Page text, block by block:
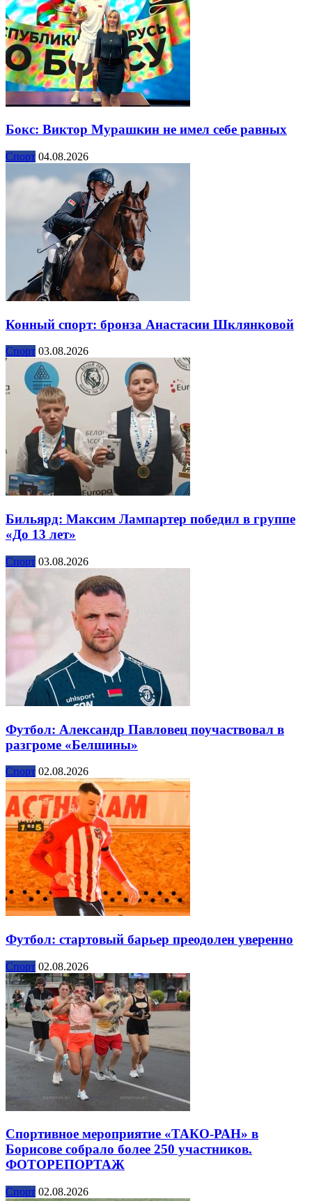
Бокс: Виктор Мурашкин не имел себе равных
Спорт 04.08.2026
Конный спорт: бронза Анастасии Шклянковой
Спорт 03.08.2026
Бильярд: Максим Лампартер победил в группе
«До 13 лет»
Спорт 03.08.2026
Футбол: Александр Павловец поучаствовал в
разгроме «Белшины»
Спорт 02.08.2026
Футбол: стартовый барьер преодолен уверенно
Спорт 02.08.2026
Спортивное мероприятие «ТАКО-РАН» в
Борисове собрало более 250 участников.
ФОТОРЕПОРТАЖ
Спорт 02.08.2026